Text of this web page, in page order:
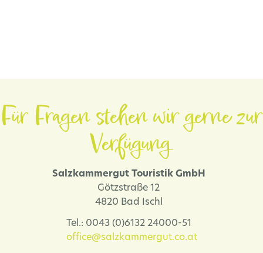
Für Fragen stehen wir gerne zur
Verfügung.
Salzkammergut Touristik GmbH
Götzstraße 12
4820 Bad Ischl
Tel.: 0043 (0)6132 24000-51
office@salzkammergut.co.at